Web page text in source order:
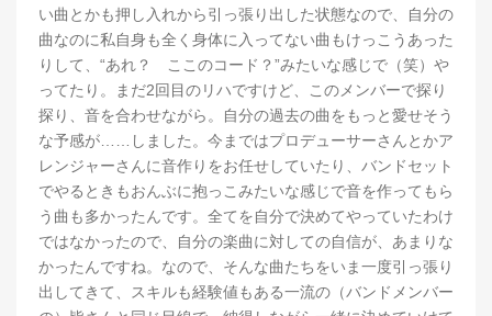
い曲とかも押し入れから引っ張り出した状態なので、自分の
曲なのに私自身も全く身体に入ってない曲もけっこうあった
りして、“あれ？ ここのコード？”みたいな感じで（笑）や
ってたり。まだ2回目のリハですけど、このメンバーで探り
探り、音を合わせながら。自分の過去の曲をもっと愛せそう
な予感が……しました。今まではプロデューサーさんとかア
レンジャーさんに音作りをお任せしていたり、バンドセット
でやるときもおんぶに抱っこみたいな感じで音を作ってもら
う曲も多かったんです。全てを自分で決めてやっていたわけ
ではなかったので、自分の楽曲に対しての自信が、あまりな
かったんですね。なので、そんな曲たちをいま一度引っ張り
出してきて、スキルも経験値もある一流の（バンドメンバー